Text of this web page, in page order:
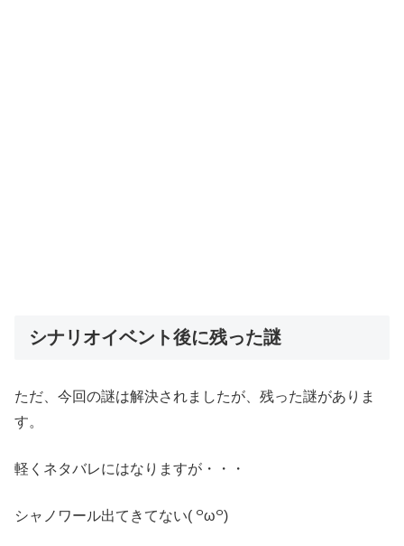
シナリオイベント後に残った謎
ただ、今回の謎は解決されましたが、残った謎がありま
す。
軽くネタバレにはなりますが・・・
シャノワール出てきてない( ꒪ω꒪)